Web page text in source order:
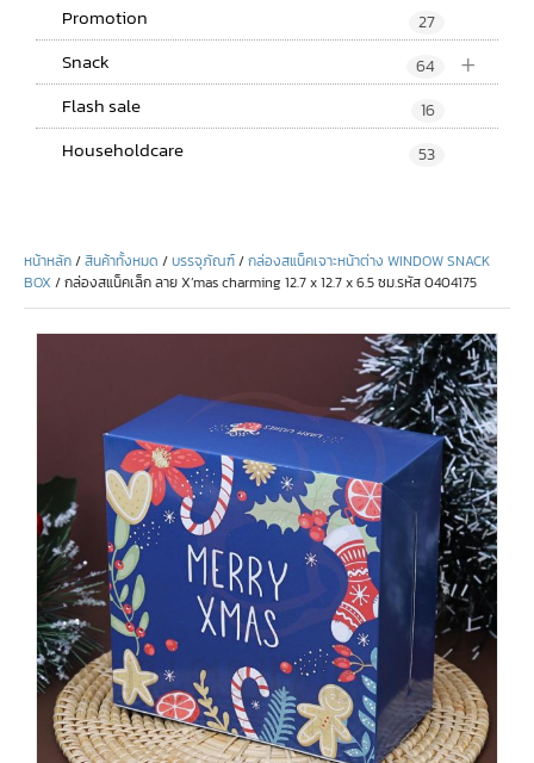
Promotion 27
+
Snack 64
Flash sale 16
Householdcare 53
หน้าหลัก/สินค้าทั้งหมด /บรรจุภัณฑ์/กล่องสแน็คเจาะหน้าต่าง WINDOW SNACK
BOX / กล่องสแน็คเล็ก ลาย X’mas charming 12.7 x 12.7 x 6.5 ซม.รหัส 0404175